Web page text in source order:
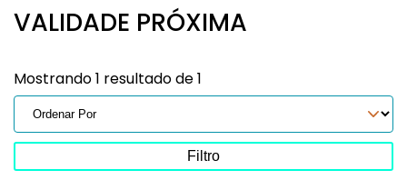
VALIDADE PRÓXIMA
Mostrando 1 resultado de 1
Filtro